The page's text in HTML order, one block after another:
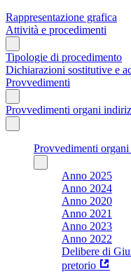
Rappresentazione grafica
Attività e procedimenti
Tipologie di procedimento
Dichiarazioni sostitutive e
Provvedimenti
Provvedimenti organi
Provvedimenti
Anno 2025
Anno 2024
Anno 2020
Anno 2021
Anno 2023
Anno 2022
Delibere di
pretorio